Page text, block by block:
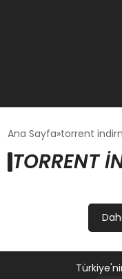
GÜNCEL
OYUN HABERLERI
EĞITIM
Ana Sayfa torrent
TORRENT